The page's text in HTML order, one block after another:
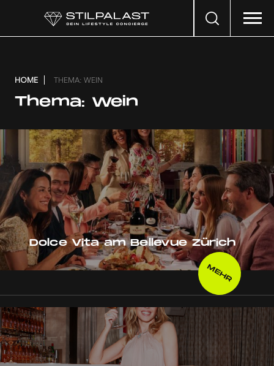
Search
HOME THEMA: WEIN
Thema: Wein
Dolce Vita am Bellevue Zürich
MEHR